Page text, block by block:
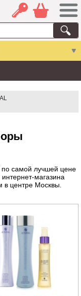
по самой лучшей цене
магазина
в центре Москвы.